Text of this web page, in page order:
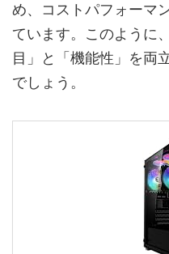
め、コストパフォーマ
ています。このように
目」と「機能性」を両
でしょう。